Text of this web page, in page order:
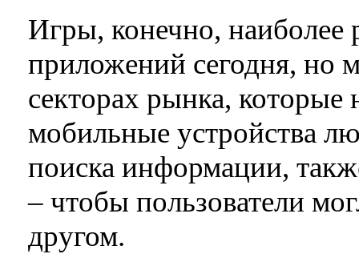
Игры, конечно, наиболее
приложений сегодня, но
секторах рынка,
мобильные устройства
поиска информации,
– чтобы пользователи
другом.